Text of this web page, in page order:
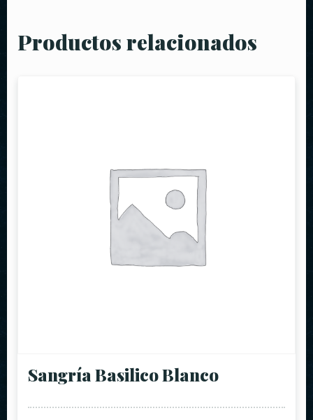
Productos relacionados
Sangría Basilico Blanco